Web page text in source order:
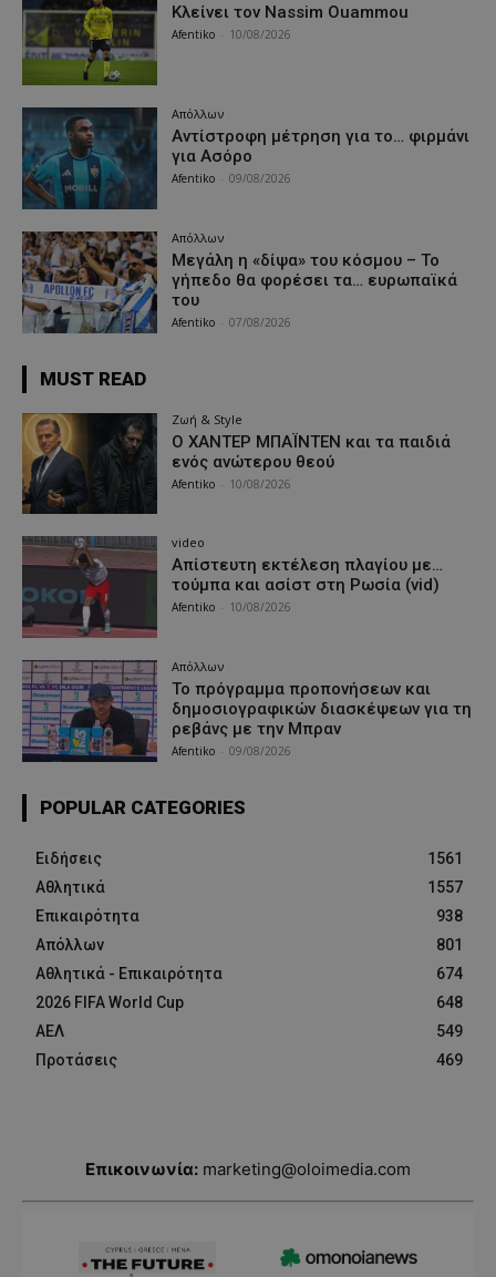
Κλείνει τον Nassim Ouammou
Afentiko 10/08/2026
Απόλλων
Αντίστροφη μέτρηση για το… φιρμάνι
για Ασόρο
Afentiko 09/08/2026
Απόλλων
Μεγάλη η «δίψα» του κόσμου – Το
γήπεδο θα φορέσει τα… ευρωπαϊκά
του
Afentiko 07/08/2026
MUST READ
Ζωή & Style
Ο ΧΑΝΤΕΡ ΜΠΑΪΝΤΕΝ και τα παιδιά
ενός ανώτερου θεού
Afentiko 10/08/2026
video
Απίστευτη εκτέλεση πλαγίου με…
τούμπα και ασίστ στη Ρωσία (vid)
Afentiko 10/08/2026
Απόλλων
Το πρόγραμμα προπονήσεων και
δημοσιογραφικών διασκέψεων για τη
ρεβάνς με την Μπραν
Afentiko 09/08/2026
POPULAR CATEGORIES
Ειδήσεις
1561
Αθλητικά
1557
Επικαιρότητα
938
Απόλλων
801
Αθλητικά - Επικαιρότητα
674
2026 FIFA World Cup
648
ΑΕΛ
549
Προτάσεις
469
Επικοινωνία: marketing@oloimedia.com